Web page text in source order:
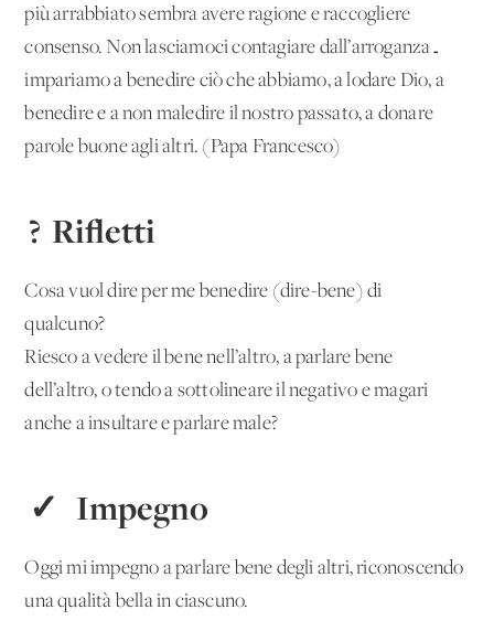
più arrabbiato sembra avere ragione e raccogliere
consenso. Non lasciamoci contagiare dall’arroganza…
impariamo a benedire ciò che abbiamo, a lodare Dio, a
benedire e a non maledire il nostro passato, a donare
parole buone agli altri. (Papa Francesco)
? Rifletti
Cosa vuol dire per me benedire (dire-bene) di
qualcuno?
Riesco a vedere il bene nell’altro, a parlare bene
dell’altro, o tendo a sottolineare il negativo e magari
anche a insultare e parlare male?
✓ Impegno
Oggi mi impegno a parlare bene degli altri, riconoscendo
una qualità bella in ciascuno.